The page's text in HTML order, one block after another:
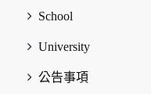
School
University
公告事項